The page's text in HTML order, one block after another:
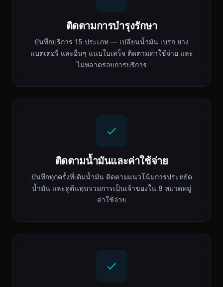
ติดตามการบำรุงรักษา
บันทึกบริการ 15 ประเภท — เปลี่ยนน้ำมัน เบรก ยาง
แบตเตอรี่ และอื่นๆ แนบใบเสร็จ ติดตามค่าใช้จ่าย และ
ไม่พลาดรอบการบริการ
ติดตามน้ำมันและค่าใช้จ่าย
บันทึกทุกครั้งที่เติมน้ำมัน ติดตามแนวโน้มการประหยัด
น้ำมัน และดูต้นทุนรวมการเป็นเจ้าของใน 8 หมวดหมู่
ค่าใช้จ่าย